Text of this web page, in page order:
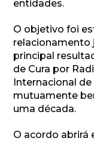
entidades.
O objetivo foi
relacionamento
principal
de Cura por
Internacional
mutuamente
uma década.
O acordo abrirá